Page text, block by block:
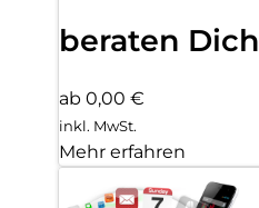
beraten Dich
ab 0,00 €
inkl. MwSt.
Mehr erfahren